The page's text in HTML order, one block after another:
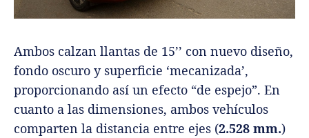
Ambos calzan llantas de 15’’ con nuevo diseño,
fondo oscuro y superficie ‘mecanizada’,
proporcionando así un efecto “de espejo”. En
cuanto a las dimensiones, ambos vehículos
comparten la distancia entre ejes (2.528 mm.)